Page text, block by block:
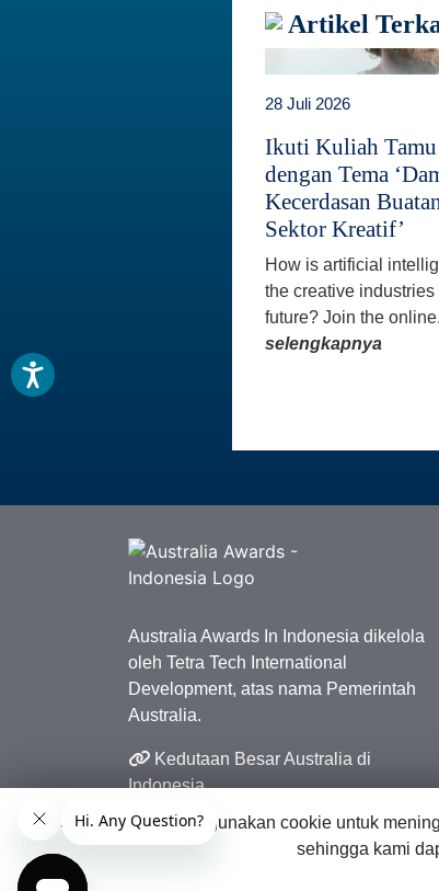
Artikel
28 Juli 2026
Ikuti Kuliah
dengan Tema
Kecerdasan
Sektor Kreatif’
How is artificial
the creative industries
future? Join the
selengkapnya
Australia Awards In Indonesia dikelola
oleh Tetra Tech International
Development, atas nama Pemerintah
Australia.
Kedutaan Besar Australia di
Indonesia
Situs web ini menggunakan cookie untuk
sehingga kami